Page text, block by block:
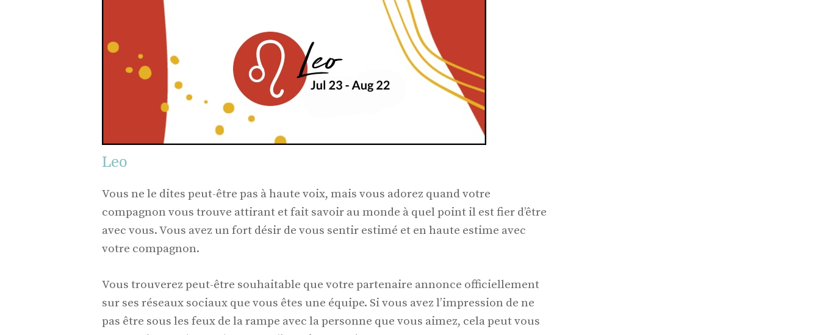
Leo
Vous ne le dites peut-être pas à haute voix, mais vous adorez quand votre
compagnon vous trouve attirant et fait savoir au monde à quel point il est fier d’être
avec vous. Vous avez un fort désir de vous sentir estimé et en haute estime avec
votre compagnon.
Vous trouverez peut-être souhaitable que votre partenaire annonce officiellement
sur ses réseaux sociaux que vous êtes une équipe. Si vous avez l’impression de ne
pas être sous les feux de la rampe avec la personne que vous aimez, cela peut vous